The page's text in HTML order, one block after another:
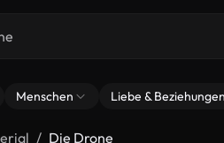
Menschen Liebe & Beziehungen
Die Drone